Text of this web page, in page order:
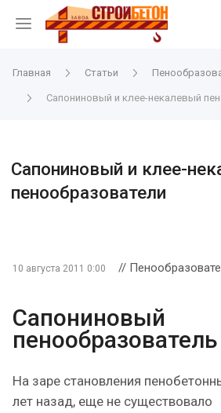
Главная Статьи
Сапониновый и клее-некалевый
Сапониновый и клее-
пенообразователи
10 августа 2011 0:00 //
Сапониновый
пенообразователь
На заре становления
лет назад, еще не существовало